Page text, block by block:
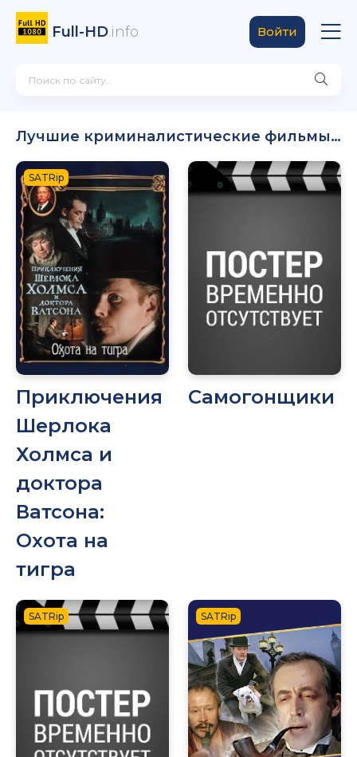
Full-HD.info Войти
Лучшие криминалистические фильмы онлайн
SATRip
Приключения
Шерлока
Холмса и
доктора
Ватсона:
Охота на
тигра
Самогонщики
SATRip SATRip